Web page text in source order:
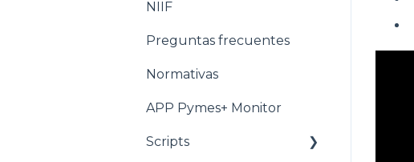
Producción
Estructuración
POS
Estructuración POS
Nomina
NIIF
Preguntas frecuentes
Normativas
APP Pymes+ Monitor
Scripts